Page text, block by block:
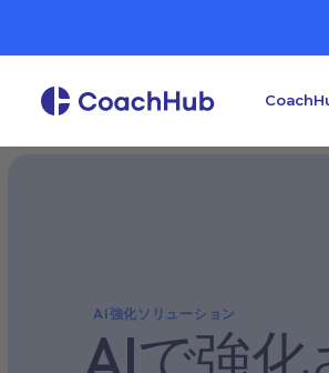
AI強化ソリューション
AIで強化